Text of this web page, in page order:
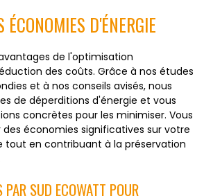
D'ÉNERGIE
de l'optimisation
des coûts. Grâce à nos études
et à nos conseils avisés, nous
de déperditions d'énergie et vous
concrètes pour les minimiser. Vous
des économies significatives sur votre
tout en contribuant à la préservation
PAR SUD ECOWATT POUR